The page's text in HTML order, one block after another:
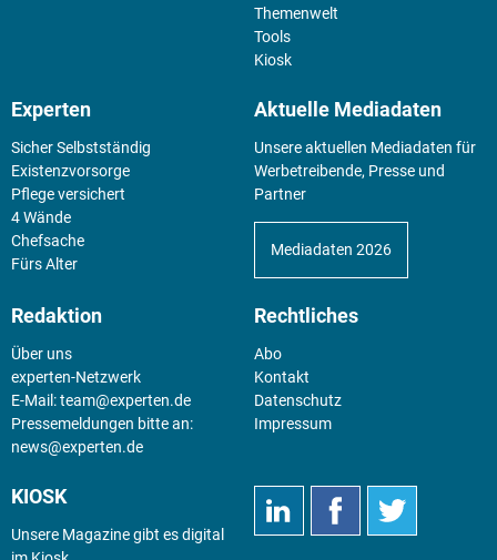
Themenwelt
Tools
Kiosk
Experten
Sicher Selbstständig
Existenz­vorsorge
Pflege versichert
4 Wände
Chefsache
Fürs Alter
Aktuelle Mediadaten
Unsere aktuellen Mediadaten für
Werbetreibende, Presse und
Partner
Mediadaten 2026
Redaktion
Über uns
experten-Netzwerk
E-Mail:team@experten.de
Pressemeldungen bitte an:
news@experten.de
Rechtliches
Abo
Kontakt
Datenschutz
Impressum
KIOSK
Unsere Magazine gibt es digital